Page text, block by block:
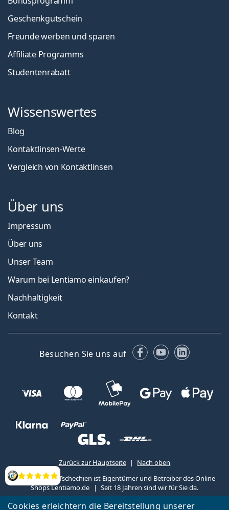
Cookies erleichtern die Bereitstellung unserer
Bewertung
Geschenkgutschein
Freunde werben und sparen
Affiliate Programms
Studentenrabatt
Wissenswertes
Blog
Kontaktlinsen-Werte
Vergleich von Kontaktlinsen
Über uns
Impressum
Über uns
Unser Team
Warum bei Lentiamo einkaufen?
Nachhaltigkeit
Kontakt
Besuchen Sie uns auf Facebook
YouTubeLinkedIn
Zurück zur Hauptseite
Nach oben
Lentiamo s.r.o., Tschechien ist Eigentümer und Betreiber des Online-
Shops Lentiamo.de
Seit 18 Jahren sind wir für Sie da.